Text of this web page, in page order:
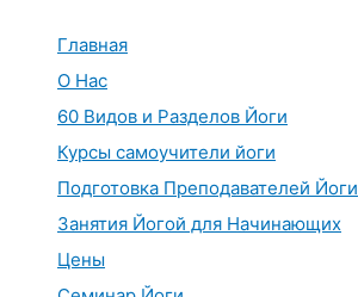
Главная
О Нас
60 Видов и Разделов Йоги
Курсы самоучители йоги
Подготовка Преподавателей Йоги
Занятия Йогой для Начинающих
Цены